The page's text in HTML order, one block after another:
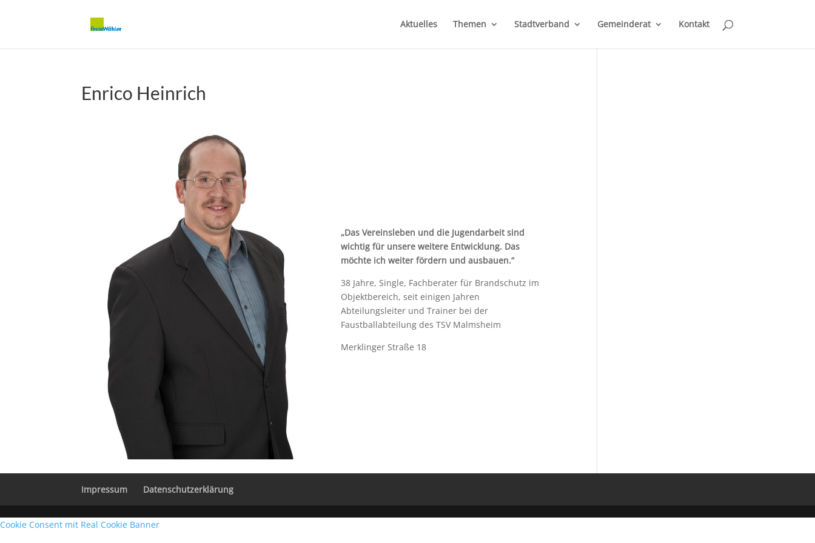
Aktuelles Themen Stadtverband Gemeinderat Kontakt
Enrico Heinrich
„Das Vereinsleben und die Jugendarbeit sind
wichtig für unsere weitere Entwicklung. Das
möchte ich weiter fördern und ausbauen.“
38 Jahre, Single, Fachberater für Brandschutz im
Objektbereich, seit einigen Jahren
Abteilungsleiter und Trainer bei der
Faustballabteilung des TSV Malmsheim
Merklinger Straße 18
Impressum Datenschutzerklärung
Cookie Consent mit Real Cookie Banner